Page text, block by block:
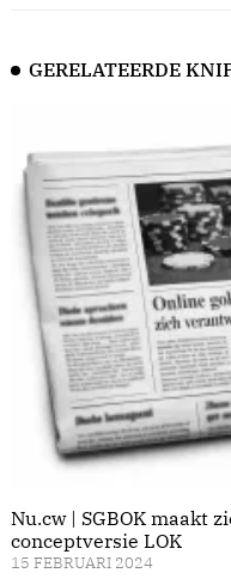
GERELATEERDE
Nu.cw | SGBOK maakt
conceptversie LOK
15 FEBRUARI 2024